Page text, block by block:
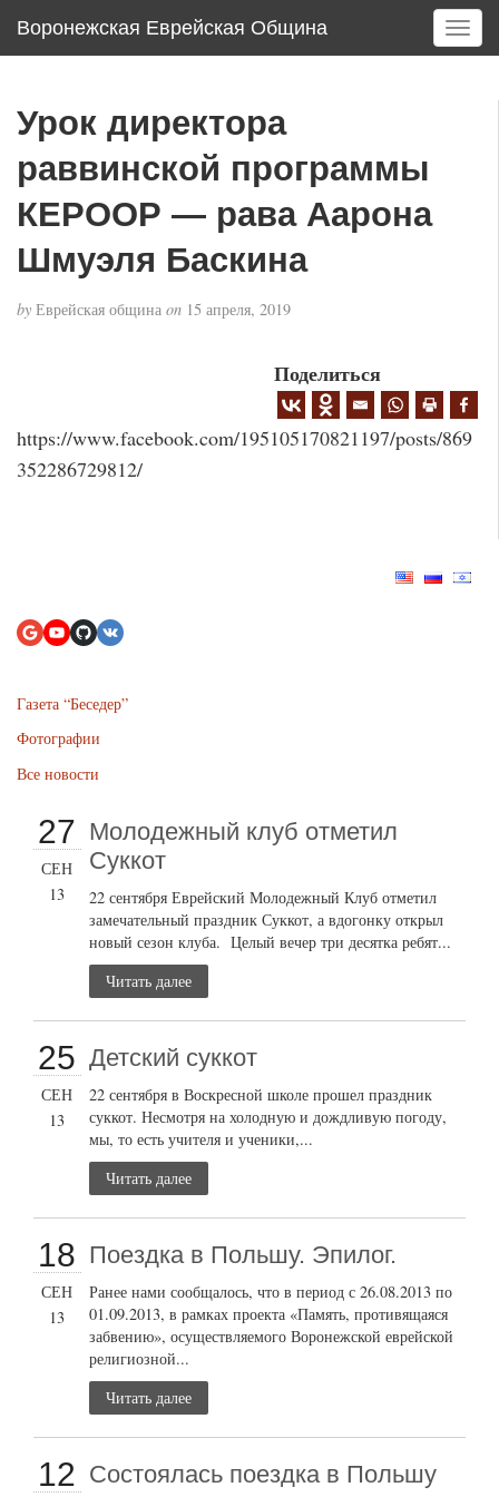
Воронежская Еврейская Община
T
o
n
Урок директора
раввинской программы
КЕРООР — рава Аарона
Шмуэля Баскина
by Еврейская община on 15 апреля, 2019
Поделиться
https://www.facebook.com/195105170821197/posts/869
352286729812/
Газета “Беседер”
Фотографии
Все новости
27
СЕН
13
Молодежный клуб отметил
Суккот
22 сентября Еврейский Молодежный Клуб отметил
замечательный праздник Суккот, а вдогонку открыл
новый сезон клуба. Целый вечер три десятка ребят...
Читать далее
25
СЕН
13
Детский суккот
22 сентября в Воскресной школе прошел праздник
суккот. Несмотря на холодную и дождливую погоду,
мы, то есть учителя и ученики,...
Читать далее
18
СЕН
13
Поездка в Польшу. Эпилог.
Ранее нами сообщалось, что в период с 26.08.2013 по
01.09.2013, в рамках проекта «Память, противящаяся
забвению», осуществляемого Воронежской еврейской
религиозной...
Читать далее
12 Состоялась поездка в Польшу